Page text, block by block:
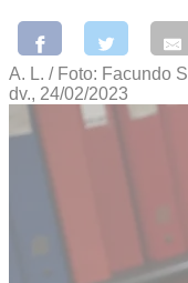
A. L. / Foto: Facundo
dv., 24/02/2023